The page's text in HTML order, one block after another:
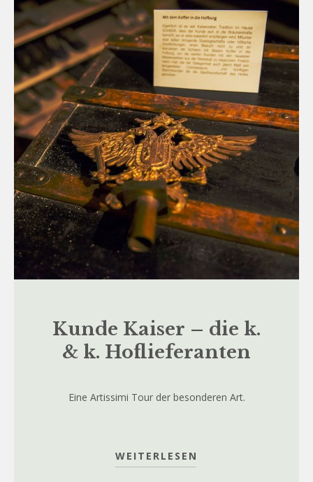
Kunde Kaiser – die k.
& k. Hoflieferanten
Eine Artissimi Tour der besonderen Art.
WEITERLESEN